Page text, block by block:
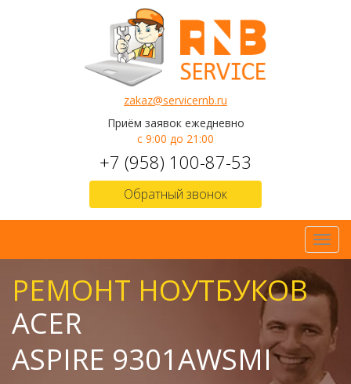
zakaz@servicernb.ru
Приём заявок ежедневно
с 9:00 до 21:00
+7 (958) 100-87-53
Обратный звонок
РЕМОНТ НОУТБУКОВ
ACER
ASPIRE 9301AWSMI